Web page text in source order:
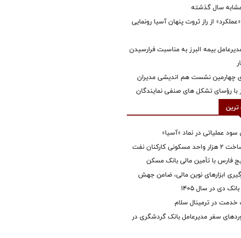
سال گذشته
از راز ثروت پنهان آسیا رونمایی
بیمه البرز به مناسبت فرارسیدن
چهارمین نشست هم اندیشی مدیران
با رؤسای تشکل های صنفی نمایندگان
عملیاتی در نماد «آسیا»
آغاز ساخت ۲ هزار واحد مسکونی کارکنان نفت
فارس با تأمین مالی بانک مسکن
ابزارهای نوین مالی، ضامن جهش
دی در سال 1405
خدمت در ترمینال سلام
سفر مدیرعامل بانک گردشگری در